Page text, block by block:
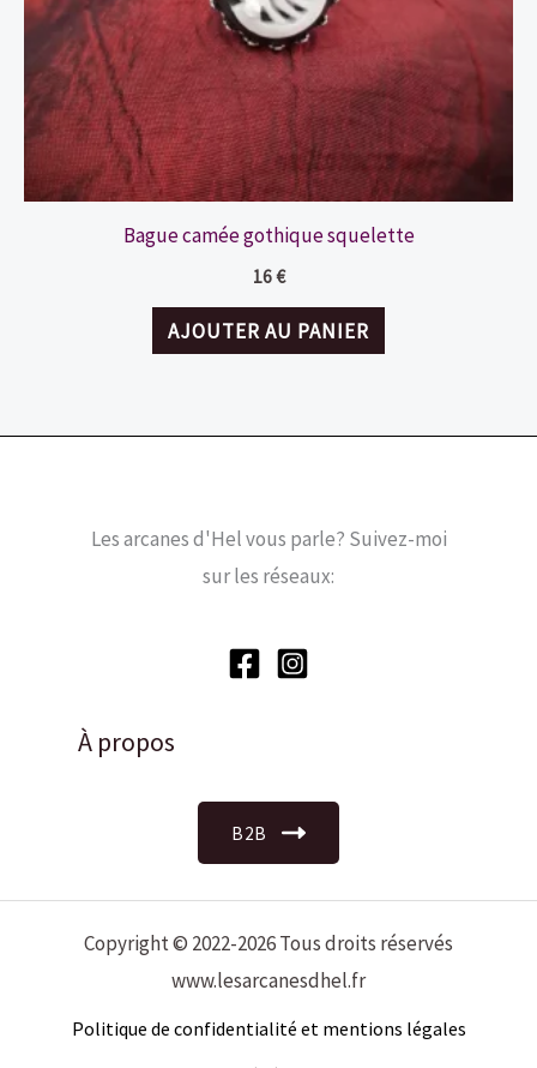
Bague camée gothique squelette
16€
AJOUTER AU PANIER
Les arcanes d'Hel vous parle? Suivez-moi
sur les réseaux:
À propos
B2B
Copyright © 2022-2026 Tous droits réservés
www.lesarcanesdhel.fr
Politique de confidentialité et mentions légales